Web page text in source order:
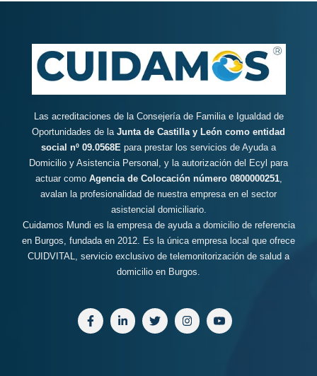
Las acreditaciones de la Consejería de Familia e Igualdad de
Oportunidades de la Junta de Castilla y León como entidad
social nº 09.0568E para prestar los servicios de Ayuda a
Domicilio y Asistencia Personal, y la autorización del Ecyl para
actuar como Agencia de Colocación número 0800000251,
avalan la profesionalidad de nuestra empresa en el sector
asistencial domiciliario.
Cuidamos Mundi es la empresa de ayuda a domicilio de referencia
en Burgos, fundada en 2012. Es la única empresa local que ofrece
CUIDVITAL, servicio exclusivo de telemonitorización de salud a
domicilio en Burgos.